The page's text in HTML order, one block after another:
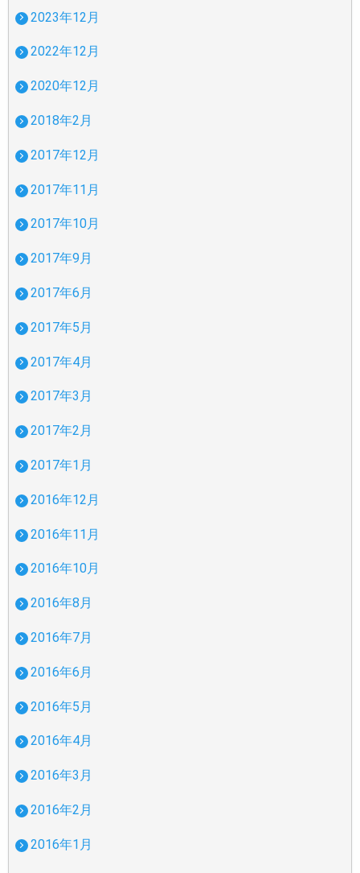
2023年12月
2022年12月
2020年12月
2018年2月
2017年12月
2017年11月
2017年10月
2017年9月
2017年6月
2017年5月
2017年4月
2017年3月
2017年2月
2017年1月
2016年12月
2016年11月
2016年10月
2016年8月
2016年7月
2016年6月
2016年5月
2016年4月
2016年3月
2016年2月
2016年1月